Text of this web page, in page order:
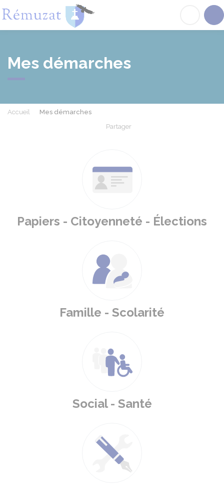
Mes démarches
Accueil
Mes démarches
Partager
Papiers - Citoyenneté - Élections
Famille - Scolarité
Social - Santé